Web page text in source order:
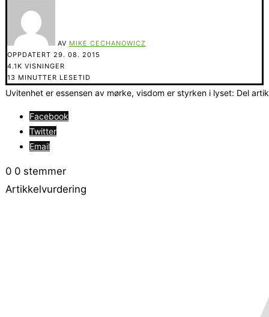
AV MIKE CECHANOWICZ
OPPDATERT 29. 08. 2015
4.1K VISNINGER
13 MINUTTER LESETID
Uvitenhet er essensen av mørke, visdom er styrken i lyset: Del
Facebook
Twitter
Email
0 0 stemmer
Artikkelvurdering